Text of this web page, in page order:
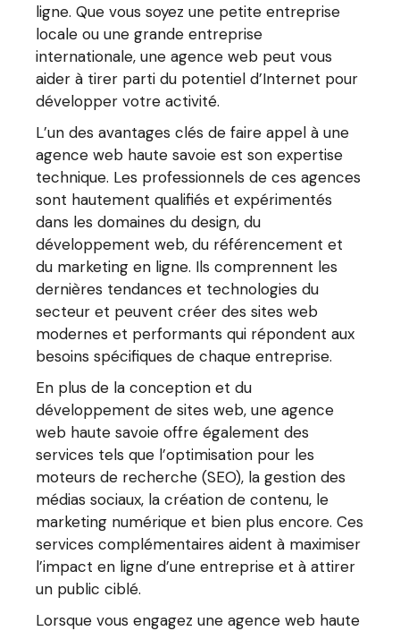
ligne. Que vous soyez une petite entreprise
locale ou une grande entreprise
internationale, une agence web peut vous
aider à tirer parti du potentiel d’Internet pour
développer votre activité.
L’un des avantages clés de faire appel à une
agence web haute savoie est son expertise
technique. Les professionnels de ces agences
sont hautement qualifiés et expérimentés
dans les domaines du design, du
développement web, du référencement et
du marketing en ligne. Ils comprennent les
dernières tendances et technologies du
secteur et peuvent créer des sites web
modernes et performants qui répondent aux
besoins spécifiques de chaque entreprise.
En plus de la conception et du
développement de sites web, une agence
web haute savoie offre également des
services tels que l’optimisation pour les
moteurs de recherche (SEO), la gestion des
médias sociaux, la création de contenu, le
marketing numérique et bien plus encore. Ces
services complémentaires aident à maximiser
l’impact en ligne d’une entreprise et à attirer
un public ciblé.
Lorsque vous engagez une agence web haute